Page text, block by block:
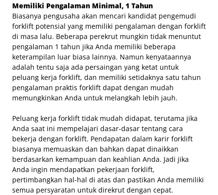
Memiliki Pengalaman Minimal, 1 Tahun
Biasanya pengusaha akan mencari kandidat pengemudi
forklift potensial yang memiliki pengalaman dengan forklift
di masa lalu. Beberapa perekrut mungkin tidak menuntut
pengalaman 1 tahun jika Anda memiliki beberapa
keterampilan luar biasa lainnya. Namun kenyataannya
adalah tentu saja ada persaingan yang ketat untuk
peluang kerja forklift, dan memiliki setidaknya satu tahun
pengalaman praktis forklift dapat dengan mudah
memungkinkan Anda untuk melangkah lebih jauh.
Peluang kerja forklift tidak mudah didapat, terutama jika
Anda saat ini mempelajari dasar-dasar tentang cara
bekerja dengan forklift. Pendapatan dalam karir forklift
biasanya memuaskan dan bahkan dapat dinaikkan
berdasarkan kemampuan dan keahlian Anda. Jadi jika
Anda ingin mendapatkan pekerjaan forklift,
pertimbangkan hal-hal di atas dan pastikan Anda memiliki
semua persyaratan untuk direkrut dengan cepat.